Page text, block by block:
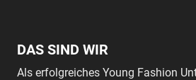
DAS SIND WIR
Als erfolgreiches Young Fashion